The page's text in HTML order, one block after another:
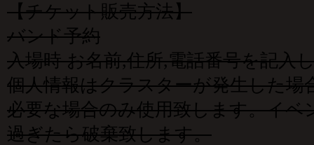
【チケット販売方法】
バンド予約
入場時 お名前,住所,電話番号を記入
個人情報はクラスターが発生した場
必要な場合のみ使用致します。イベ
過ぎたら破棄致します。